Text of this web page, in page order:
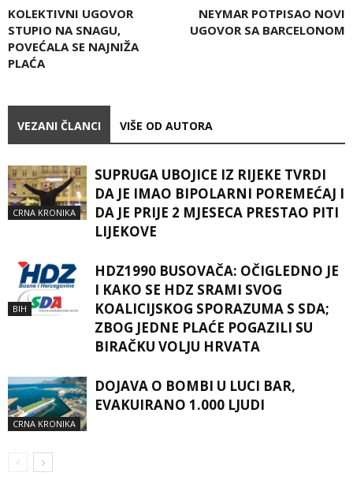
KOLEKTIVNI UGOVOR
STUPIO NA SNAGU,
POVEĆALA SE NAJNIŽA
PLAĆA
NEYMAR POTPISAO NOVI
UGOVOR SA BARCELONOM
VEZANI ČLANCI VIŠE OD AUTORA
CRNA KRONIKA
SUPRUGA UBOJICE IZ RIJEKE TVRDI
DA JE IMAO BIPOLARNI POREMEĆAJ I
DA JE PRIJE 2 MJESECA PRESTAO PITI
LIJEKOVE
BIH
HDZ1990 BUSOVAČA: OČIGLEDNO JE
I KAKO SE HDZ SRAMI SVOG
KOALICIJSKOG SPORAZUMA S SDA;
ZBOG JEDNE PLAĆE POGAZILI SU
BIRAČKU VOLJU HRVATA
CRNA KRONIKA
DOJAVA O BOMBI U LUCI BAR,
EVAKUIRANO 1.000 LJUDI